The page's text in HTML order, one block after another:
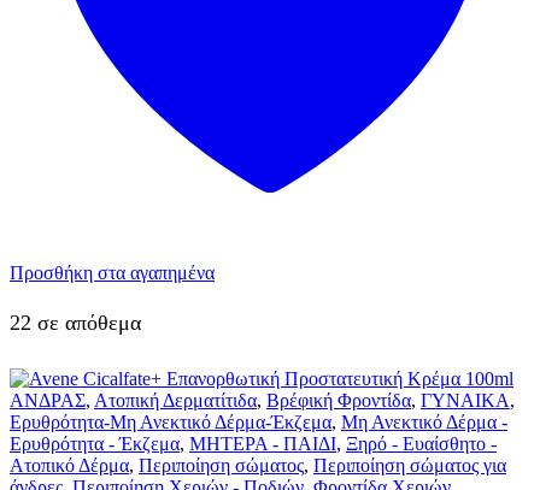
Προσθήκη στα αγαπημένα
22 σε απόθεμα
ΑΝΔΡΑΣ, Ατοπική Δερματίτιδα, Βρέφική Φροντίδα, ΓΥΝΑΙΚΑ,
Ερυθρότητα-Μη Ανεκτικό Δέρμα-Έκζεμα, Μη Ανεκτικό Δέρμα -
Ερυθρότητα - Έκζεμα, ΜΗΤΕΡΑ - ΠΑΙΔΙ, Ξηρό - Ευαίσθητο -
Ατοπικό Δέρμα, Περιποίηση σώματος, Περιποίηση σώματος για